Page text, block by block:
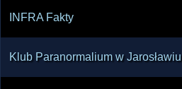
INFRA Fakty
Klub Paranormalium w Jarosławiu